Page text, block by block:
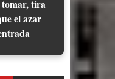
tomar, tira
el azar